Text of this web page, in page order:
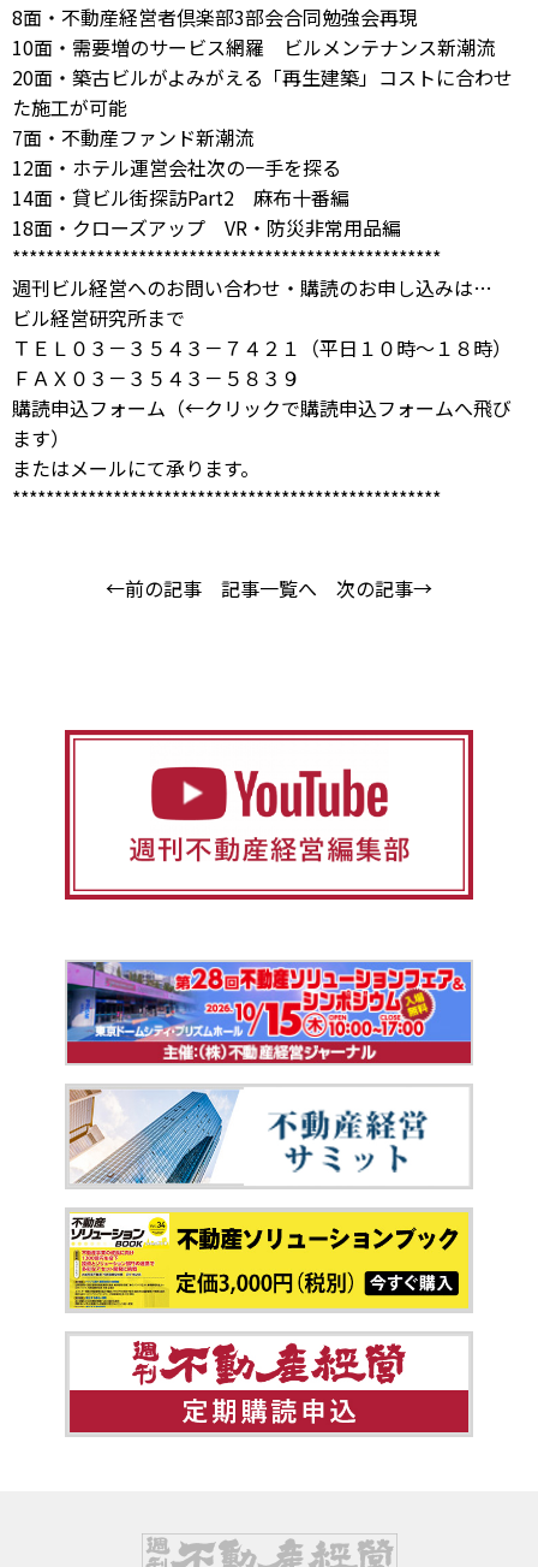
8面・不動産経営者倶楽部3部会合同勉強会再現
10面・需要増のサービス網羅 ビルメンテナンス新潮流
20面・築古ビルがよみがえる「再生建築」コストに合わせ
た施工が可能
7面・不動産ファンド新潮流
12面・ホテル運営会社次の一手を探る
14面・貸ビル街探訪Part2 麻布十番編
18面・クローズアップ VR・防災非常用品編
***************************************************
週刊ビル経営へのお問い合わせ・購読のお申し込みは…
ビル経営研究所まで
ＴＥＬ０３－３５４３－７４２１（平日１０時～１８時）
ＦＡＸ０３－３５４３－５８３９
購読申込フォーム （←クリックで購読申込フォームへ飛び
ます）
またはメールにて承ります。
***************************************************
←前の記事 記事一覧へ 次の記事→